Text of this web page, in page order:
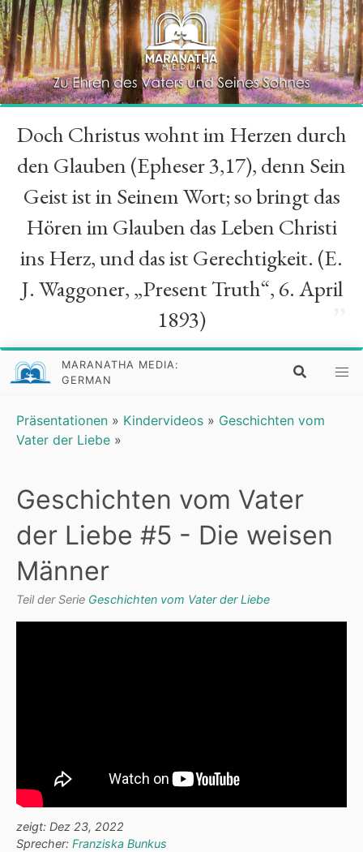
“
Doch Christus wohnt im Herzen durch
den Glauben (Epheser 3,17), denn Sein
Geist ist in Seinem Wort; so bringt das
Hören im Glauben das Leben Christi
ins Herz, und das ist Gerechtigkeit. (E.
J. Waggoner, „Present Truth“, 6. April
1893)
MARANATHA MEDIA:
GERMAN
Präsentationen » Kindervideos » Geschichten vom
Vater der Liebe »
Geschichten vom Vater
der Liebe #5 - Die weisen
Männer
Teil der Serie Geschichten vom Vater der Liebe
zeigt: Dez 23, 2022
Sprecher: Franziska Bunkus